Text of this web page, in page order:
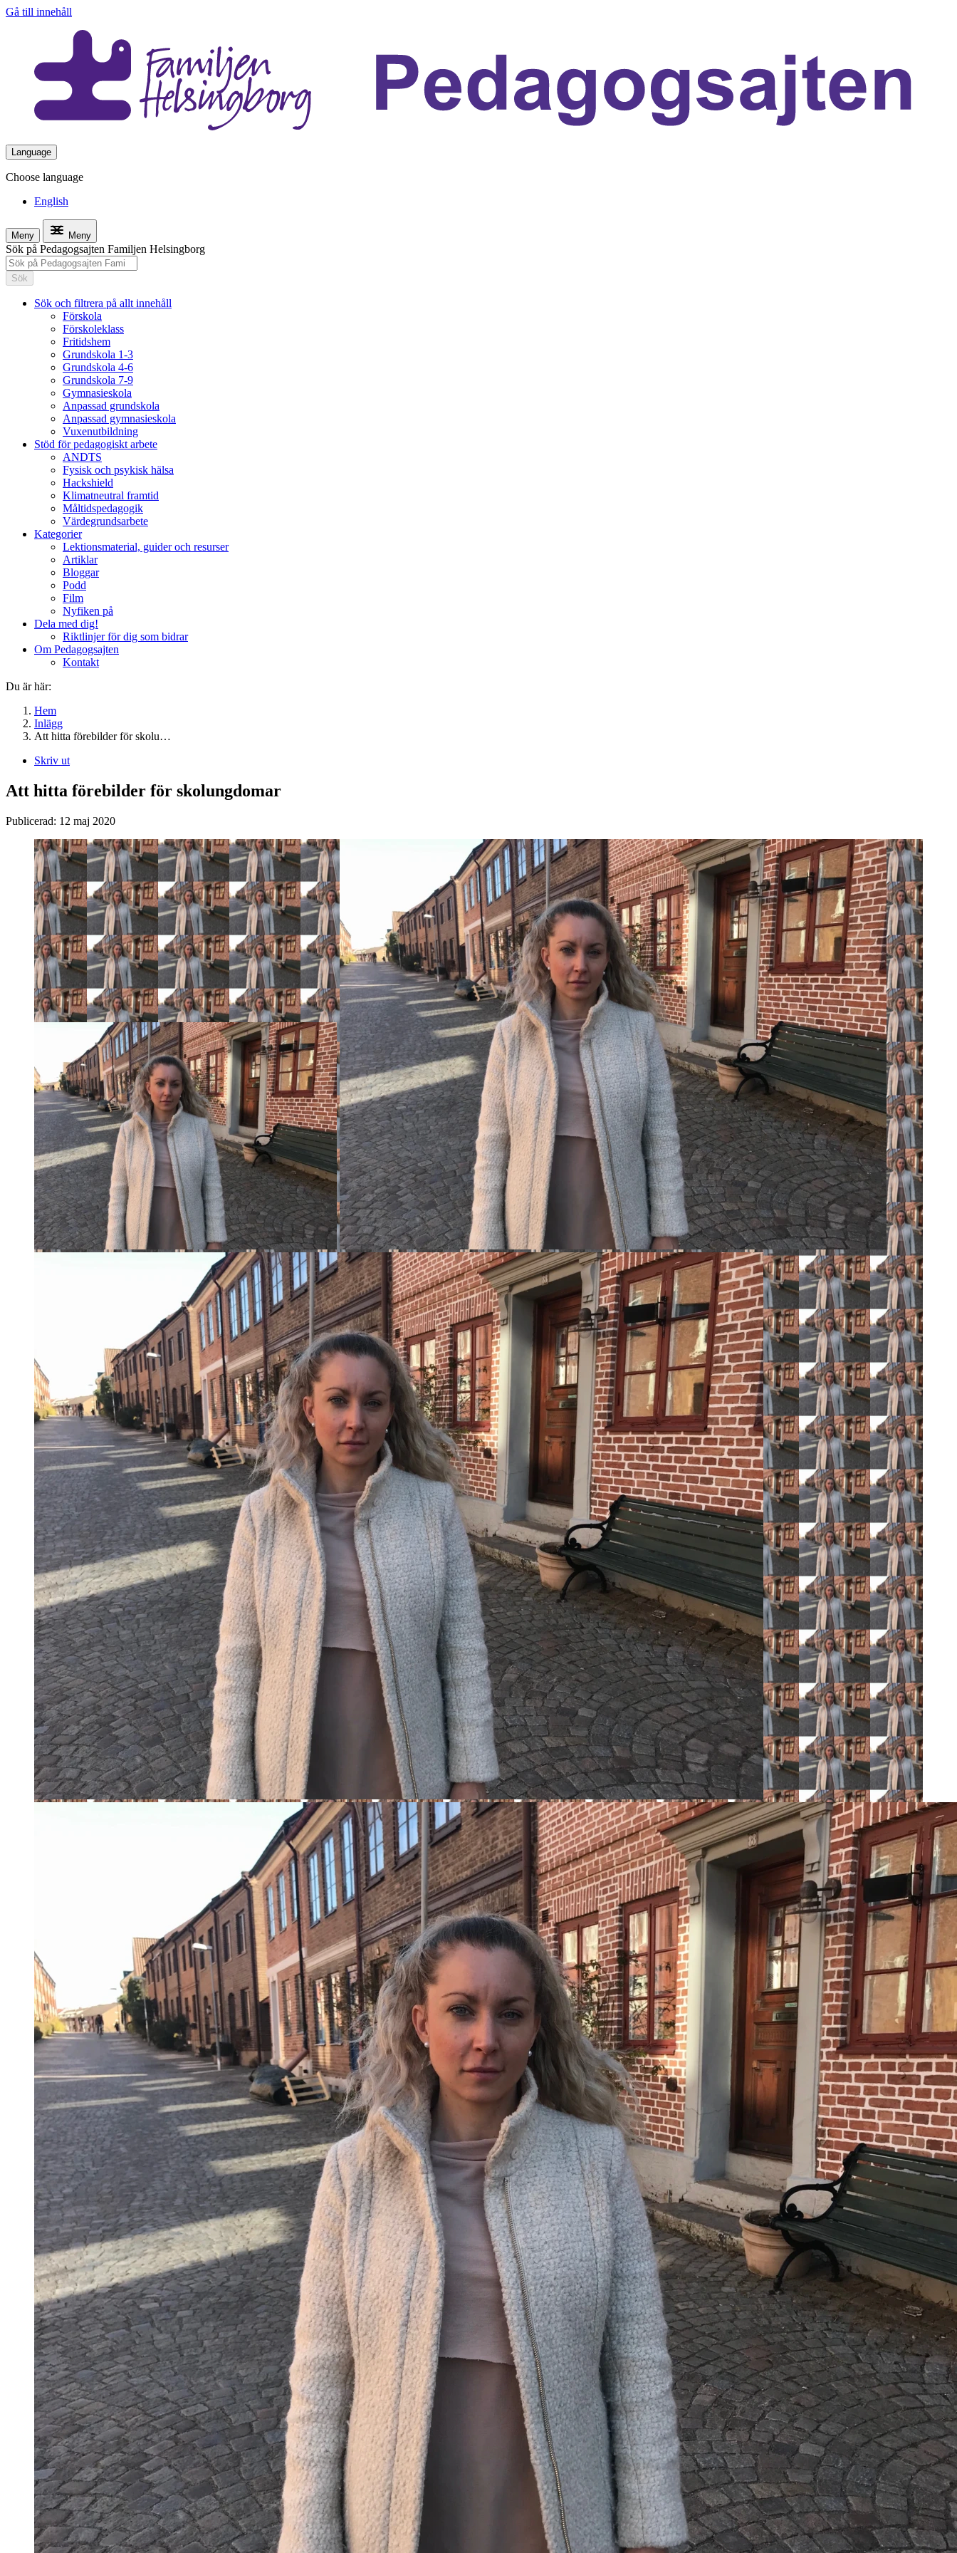
Gå till innehåll
Language
Choose language
English
Meny Meny
Sök på Pedagogsajten Familjen Helsingborg
Sök
Sök och filtrera på allt innehåll
Förskola
Förskoleklass
Fritidshem
Grundskola 1-3
Grundskola 4-6
Grundskola 7-9
Gymnasieskola
Anpassad grundskola
Anpassad gymnasieskola
Vuxenutbildning
Stöd för pedagogiskt arbete
ANDTS
Fysisk och psykisk hälsa
Hackshield
Klimatneutral framtid
Måltidspedagogik
Värdegrundsarbete
Kategorier
Lektionsmaterial, guider och resurser
Artiklar
Bloggar
Podd
Film
Nyfiken på
Dela med dig!
Riktlinjer för dig som bidrar
Om Pedagogsajten
Kontakt
Du är här:
Hem
Inlägg
Att hitta förebilder för skolu…
Skriv ut
Att hitta förebilder för skolungdomar
Publicerad: 12 maj 2020